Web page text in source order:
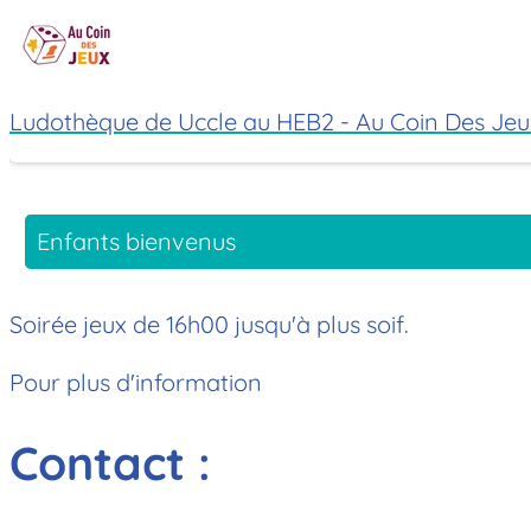
Ludothèque de Uccle au HEB2 - Au Coin Des
Enfants bienvenus
Soirée jeux de 16h00 jusqu'à plus soif.
Pour plus d'information
Contact :